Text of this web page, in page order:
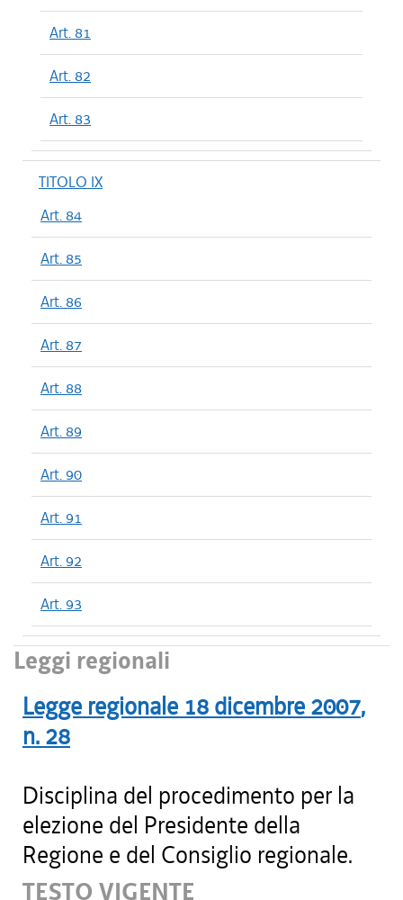
Art. 81
Art. 82
Art. 83
TITOLO IX
Art. 84
Art. 85
Art. 86
Art. 87
Art. 88
Art. 89
Art. 90
Art. 91
Art. 92
Art. 93
Leggi regionali
Legge regionale 18 dicembre 2007,
n. 28
Disciplina del procedimento per la
elezione del Presidente della
Regione e del Consiglio regionale.
TESTO VIGENTE